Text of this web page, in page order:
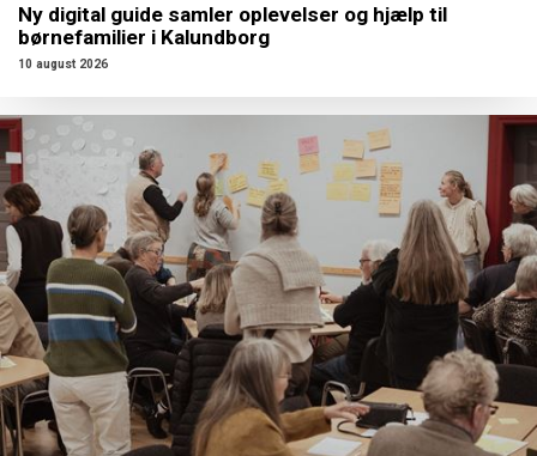
Ny digital guide samler oplevelser og hjælp til
børnefamilier i Kalundborg
10 august 2026